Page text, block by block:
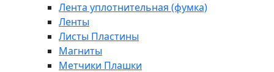
Лента уплотнительная (фумка)
Ленты
Листы Пластины
Магниты
Метчики Плашки